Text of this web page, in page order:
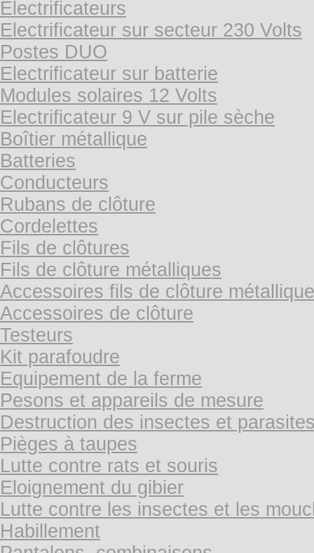
Electrificateurs
Electrificateur sur secteur 230 Volts
Postes DUO
Electrificateur sur batterie
Modules solaires 12 Volts
Electrificateur 9 V sur pile sèche
Boîtier métallique
Batteries
Conducteurs
Rubans de clôture
Cordelettes
Fils de clôtures
Fils de clôture métalliques
Accessoires fils de clôture
Accessoires de clôture
Testeurs
Kit parafoudre
Equipement de la ferme
Pesons et appareils de mesure
Destruction des insectes et
Pièges à taupes
Lutte contre rats et souris
Eloignement du gibier
Lutte contre les insectes et les
Habillement